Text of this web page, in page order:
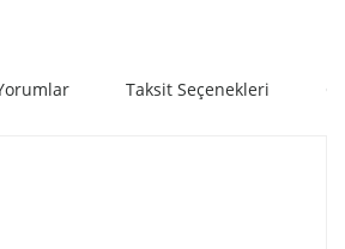
Taksit Seçenekleri